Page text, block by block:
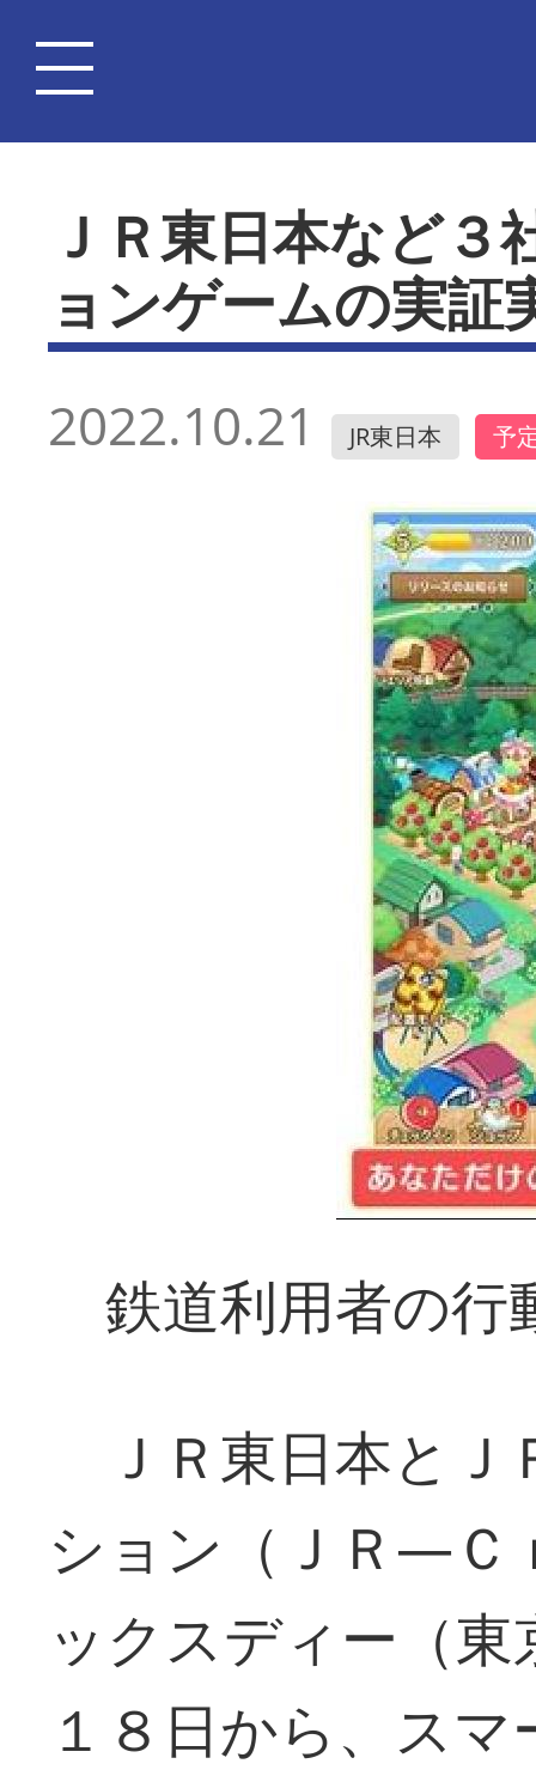
ＪＲ東日本など
ョンゲームの実証
2022.10.21 JR東日本 予
鉄道利用者の行
ＪＲ東日本とＪ
ション（ＪＲ―
ックスディー（
１８日から、ス